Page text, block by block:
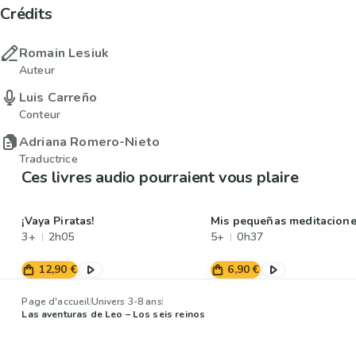
Crédits
Romain Lesiuk
Auteur
Luis Carreño
Conteur
Adriana Romero-Nieto
Traductrice
Ces livres audio pourraient vous plaire
¡Vaya Piratas!
3+
2h05
12,90 €
Mis pequeñas
5+
0h37
6,90 €
Page d'accueilUnivers 3-8 ans
Las aventuras de Leo – Los seis reinos